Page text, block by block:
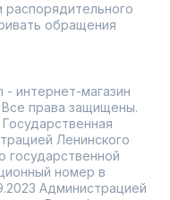
распорядительного
обращения
- интернет-магазин
права защищены.
Ленинского
государственной
номер в
Администрацией